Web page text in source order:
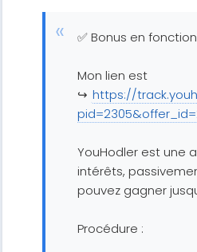
✅ Bonus en
Mon lien est
↪️ https://
YouHodler est une
intérêts,
pouvez gagner
Procédure :